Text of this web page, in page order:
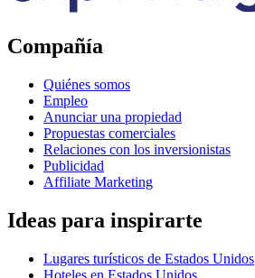
Compañía
Quiénes somos
Empleo
Anunciar una propiedad
Propuestas comerciales
Relaciones con los inversionistas
Publicidad
Affiliate Marketing
Ideas para inspirarte
Lugares turísticos de Estados Unidos
Hoteles en Estados Unidos